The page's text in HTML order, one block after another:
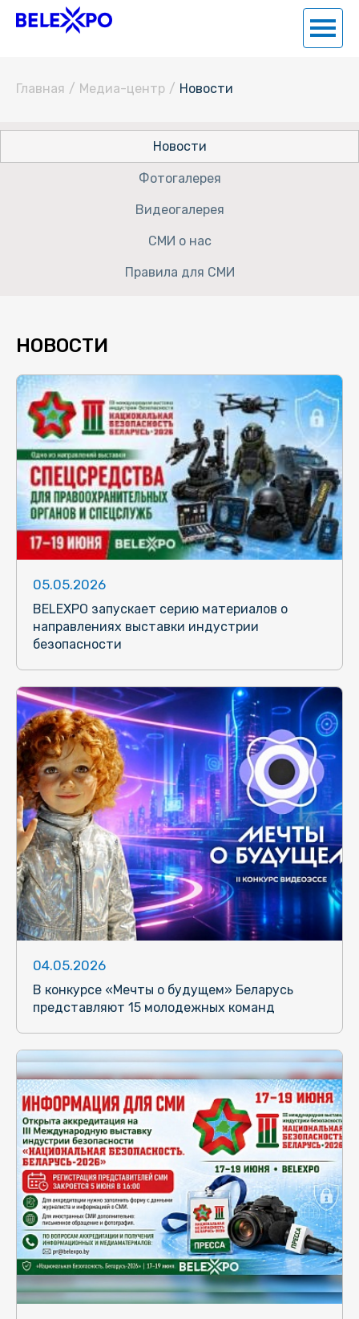
Главная / Медиа-центр / Новости
Новости
Фотогалерея
Видеогалерея
СМИ о нас
Правила для СМИ
НОВОСТИ
05.05.2026
BELEXPO запускает серию материалов о
направлениях выставки индустрии
безопасности
04.05.2026
В конкурсе «Мечты о будущем» Беларусь
представляют 15 молодежных команд